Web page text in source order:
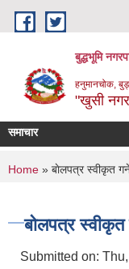
Skip to main content
बुद्धभूमि
हनुमानचोक,
"खुसी
समाचार
You are
Home » बाेलपत्र स्वीकृत
बाेलपत्र
Submitted on: